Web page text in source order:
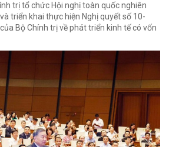
trị tổ chức Hội nghị toàn quốc nghiên
triển khai thực hiện Nghị quyết số 10-
Bộ Chính trị về phát triển kinh tế có vốn